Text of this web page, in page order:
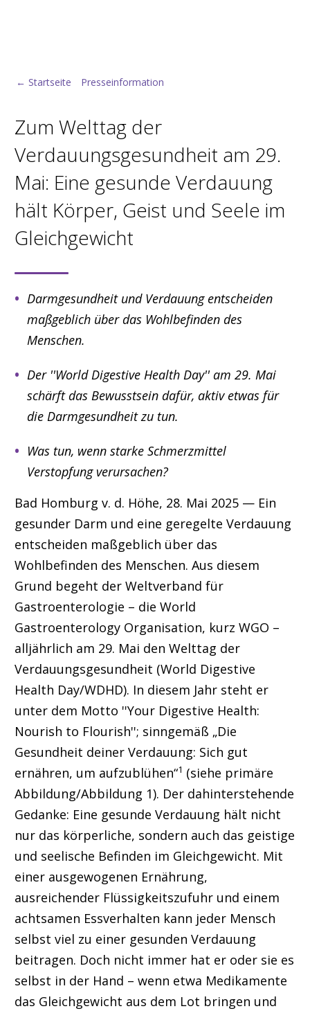
← Startseite Presseinformation
Zum Welttag der
Verdauungsgesundheit am 29.
Mai: Eine gesunde Verdauung
hält Körper, Geist und Seele im
Gleichgewicht
Darmgesundheit und Verdauung entscheiden
maßgeblich über das Wohlbefinden des
Menschen.
Der ''World Digestive Health Day'' am 29. Mai
schärft das Bewusstsein dafür, aktiv etwas für
die Darmgesundheit zu tun.
Was tun, wenn starke Schmerzmittel
Verstopfung verursachen?
Bad Homburg v. d. Höhe, 28. Mai 2025 — Ein
gesunder Darm und eine geregelte Verdauung
entscheiden maßgeblich über das
Wohlbefinden des Menschen. Aus diesem
Grund begeht der Weltverband für
Gastroenterologie – die World
Gastroenterology Organisation, kurz WGO –
alljährlich am 29. Mai den Welttag der
Verdauungsgesundheit (World Digestive
Health Day/WDHD). In diesem Jahr steht er
unter dem Motto ''Your Digestive Health:
Nourish to Flourish''; sinngemäß „Die
Gesundheit deiner Verdauung: Sich gut
ernähren, um aufzublühen“1 (siehe primäre
Abbildung/Abbildung 1). Der dahinterstehende
Gedanke: Eine gesunde Verdauung hält nicht
nur das körperliche, sondern auch das geistige
und seelische Befinden im Gleichgewicht. Mit
einer ausgewogenen Ernährung,
ausreichender Flüssigkeitszufuhr und einem
achtsamen Essverhalten kann jeder Mensch
selbst viel zu einer gesunden Verdauung
beitragen. Doch nicht immer hat er oder sie es
selbst in der Hand – wenn etwa Medikamente
das Gleichgewicht aus dem Lot bringen und